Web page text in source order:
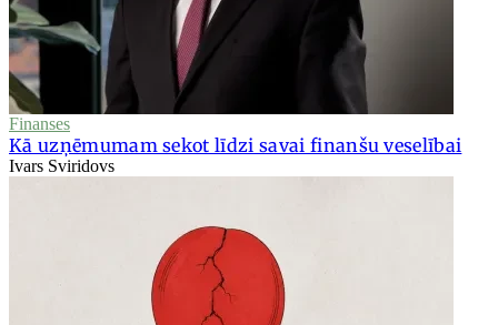
Finanses
Kā uzņēmumam sekot līdzi savai finanšu veselībai
Ivars Sviridovs